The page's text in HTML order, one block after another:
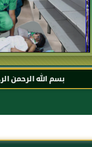
الرحيم السلام عليكم